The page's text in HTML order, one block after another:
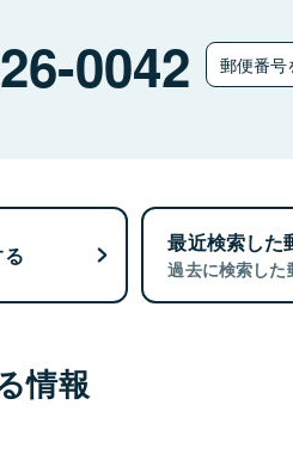
0042 郵便番号
最近検索した
過去に検索した
情報